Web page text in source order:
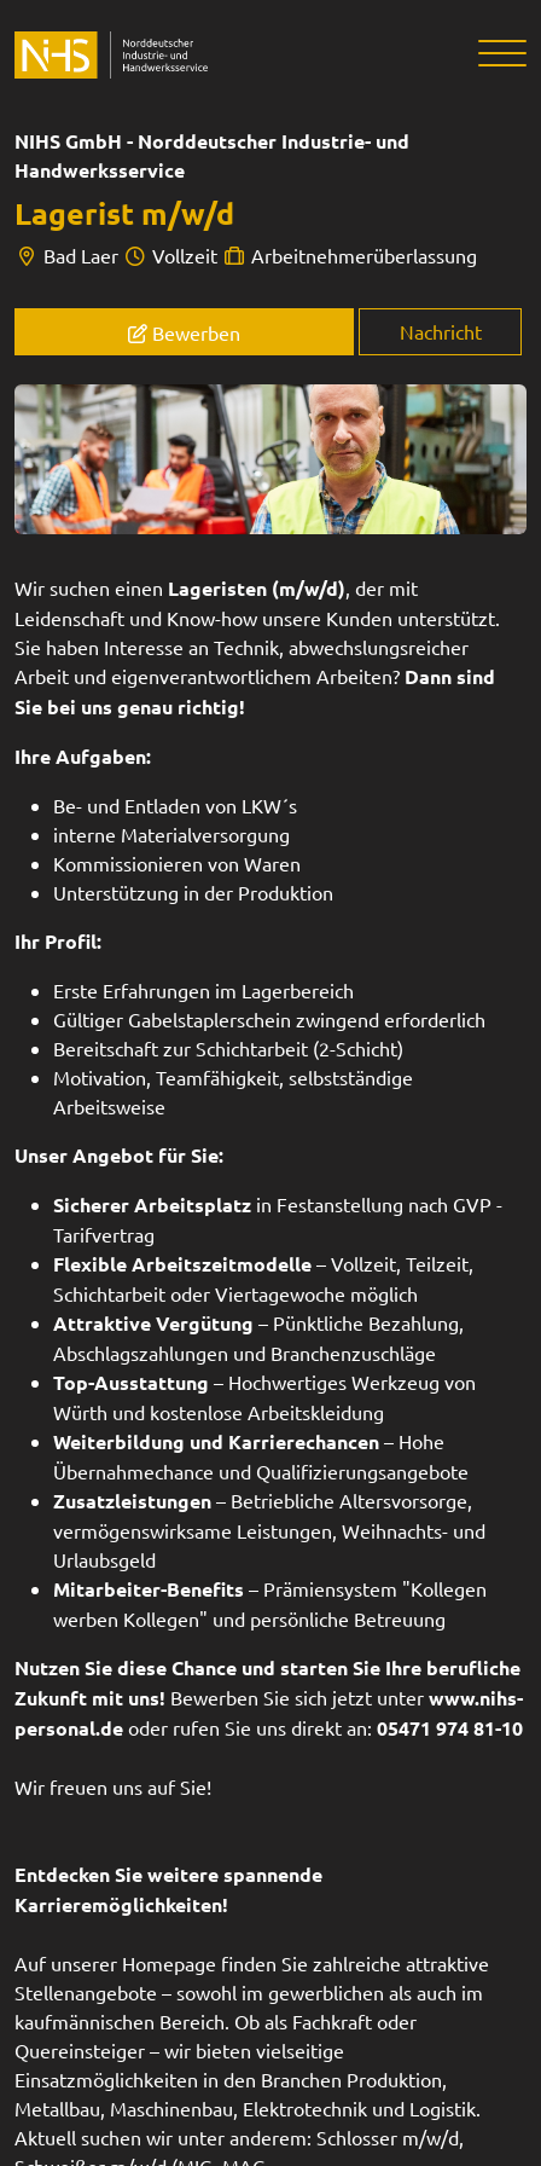
NIHS GmbH - Norddeutscher Industrie- und
Handwerksservice
Lagerist m/w/d
Bad Laer Vollzeit Arbeitnehmerüberlassung
Bewerben Nachricht
Wir suchen einen Lageristen (m/w/d), der mit
Leidenschaft und Know-how unsere Kunden unterstützt.
Sie haben Interesse an Technik, abwechslungsreicher
Arbeit und eigenverantwortlichem Arbeiten? Dann sind
Sie bei uns genau richtig!
Ihre Aufgaben:
Be- und Entladen von LKW´s
interne Materialversorgung
Kommissionieren von Waren
Unterstützung in der Produktion
Ihr Profil:
Erste Erfahrungen im Lagerbereich
Gültiger Gabelstaplerschein zwingend erforderlich
Bereitschaft zur Schichtarbeit (2-Schicht)
Motivation, Teamfähigkeit, selbstständige
Arbeitsweise
Unser Angebot für Sie:
Sicherer Arbeitsplatz in Festanstellung nach GVP -
Tarifvertrag
Flexible Arbeitszeitmodelle – Vollzeit, Teilzeit,
Schichtarbeit oder Viertagewoche möglich
Attraktive Vergütung – Pünktliche Bezahlung,
Abschlagszahlungen und Branchenzuschläge
Top-Ausstattung – Hochwertiges Werkzeug von
Würth und kostenlose Arbeitskleidung
Weiterbildung und Karrierechancen – Hohe
Übernahmechance und Qualifizierungsangebote
Zusatzleistungen – Betriebliche Altersvorsorge,
vermögenswirksame Leistungen, Weihnachts- und
Urlaubsgeld
Mitarbeiter-Benefits – Prämiensystem "Kollegen
werben Kollegen" und persönliche Betreuung
Nutzen Sie diese Chance und starten Sie Ihre berufliche
Zukunft mit uns! Bewerben Sie sich jetzt unter www.nihs-
personal.de oder rufen Sie uns direkt an: 05471 974 81-10
Wir freuen uns auf Sie!
Entdecken Sie weitere spannende
Karrieremöglichkeiten!
Auf unserer Homepage finden Sie zahlreiche attraktive
Stellenangebote – sowohl im gewerblichen als auch im
kaufmännischen Bereich. Ob als Fachkraft oder
Quereinsteiger – wir bieten vielseitige
Einsatzmöglichkeiten in den Branchen Produktion,
Metallbau, Maschinenbau, Elektrotechnik und Logistik.
Aktuell suchen wir unter anderem: Schlosser m/w/d,